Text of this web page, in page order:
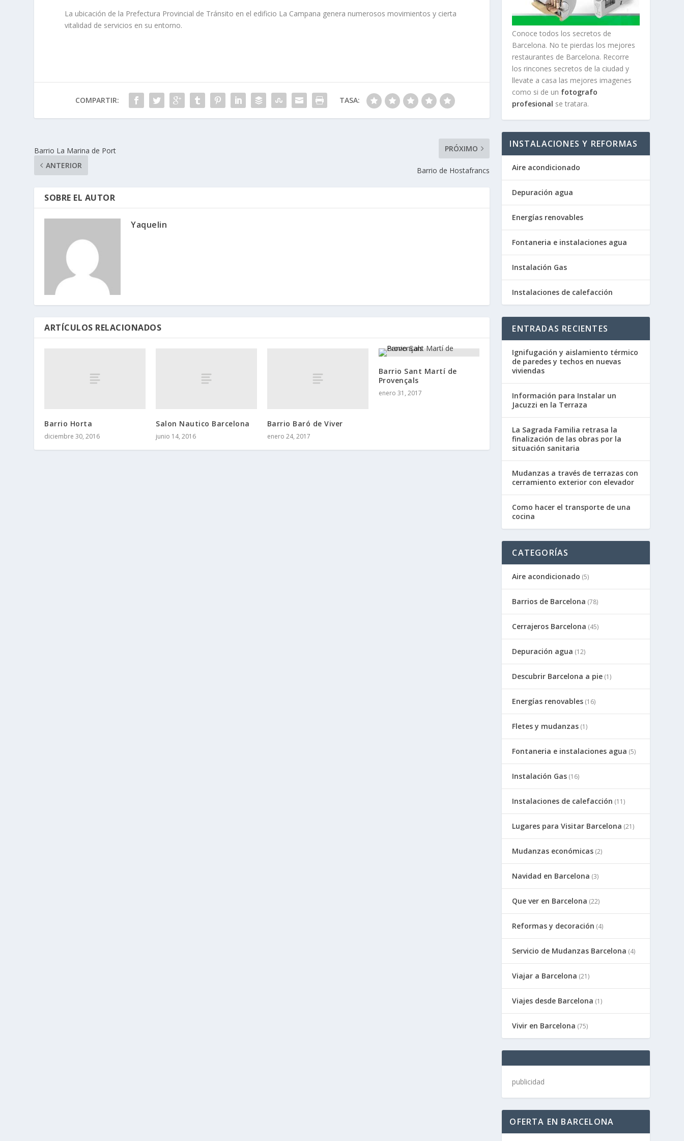
La ubicación de la Prefectura Provincial de Tránsito en el edificio La Campana genera numerosos movimientos y cierta
vitalidad de servicios en su entorno.
COMPARTIR: TASA:
Barrio La Marina de Port
ANTERIOR
PRÓXIMO
Barrio de Hostafrancs
SOBRE EL AUTOR
Yaquelin
ARTÍCULOS RELACIONADOS
Barrio Horta
diciembre 30, 2016
Salon Nautico Barcelona
junio 14, 2016
Barrio Baró de Viver
enero 24, 2017
Barrio Sant Martí de
Provençals
enero 31, 2017
Conoce todos los secretos de
Barcelona. No te pierdas los mejores
restaurantes de Barcelona. Recorre
los rincones secretos de la ciudad y
llevate a casa las mejores imagenes
como si de un fotografo
profesional se tratara.
INSTALACIONES Y REFORMAS
Aire acondicionado
Depuración agua
Energías renovables
Fontaneria e instalaciones agua
Instalación Gas
Instalaciones de calefacción
ENTRADAS RECIENTES
Ignifugación y aislamiento térmico
de paredes y techos en nuevas
viviendas
Información para Instalar un
Jacuzzi en la Terraza
La Sagrada Familia retrasa la
finalización de las obras por la
situación sanitaria
Mudanzas a través de terrazas con
cerramiento exterior con elevador
Como hacer el transporte de una
cocina
CATEGORÍAS
Aire acondicionado (5)
Barrios de Barcelona (78)
Cerrajeros Barcelona (45)
Depuración agua (12)
Descubrir Barcelona a pie (1)
Energías renovables (16)
Fletes y mudanzas (1)
Fontaneria e instalaciones agua (5)
Instalación Gas (16)
Instalaciones de calefacción (11)
Lugares para Visitar Barcelona (21)
Mudanzas económicas (2)
Navidad en Barcelona (3)
Que ver en Barcelona (22)
Reformas y decoración (4)
Servicio de Mudanzas Barcelona (4)
Viajar a Barcelona (21)
Viajes desde Barcelona (1)
Vivir en Barcelona (75)
publicidad
OFERTA EN BARCELONA